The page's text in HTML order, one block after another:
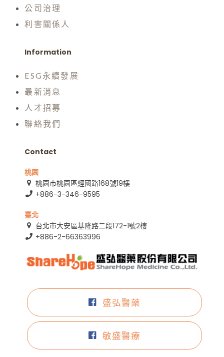
公司治理
利害關係人
Information
ESG永續發展
最新消息
人才招募
聯絡我們
Contact
桃園
桃園市桃園區經國路168號19樓
+886-3-346-9595
臺北
台北市大安區基隆路二段172-1號2樓
+886-2-66363996
盛弘醫藥
敏盛醫療